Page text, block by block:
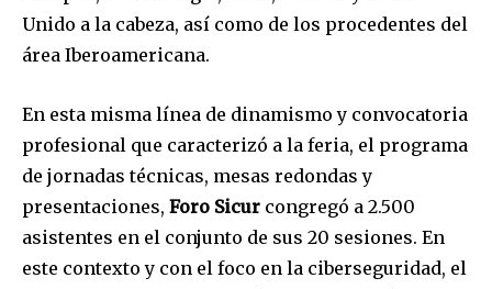
Unido a la cabeza, así como de los procedentes del
área Iberoamericana.
En esta misma línea de dinamismo y convocatoria
profesional que caracterizó a la feria, el programa
de jornadas técnicas, mesas redondas y
presentaciones, Foro Sicur congregó a 2.500
asistentes en el conjunto de sus 20 sesiones. En
este contexto y con el foco en la ciberseguridad, el